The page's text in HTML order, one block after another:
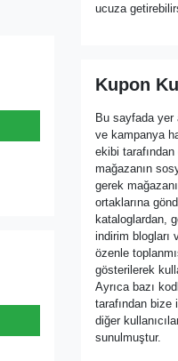
ucuza
Kupon
Bu sayfada yer
ve kampanya
ekibi
mağazanın
gerek
ortaklarına
kataloglardan,
indirim blogları
özenle
gösterilerek
Ayrıca bazı
tarafından
diğer
sunulmuştur.